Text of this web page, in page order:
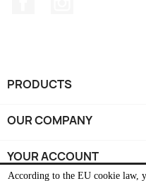
According to the EU cookie law,
PRODUCTS
OUR COMPANY
YOUR ACCOUNT